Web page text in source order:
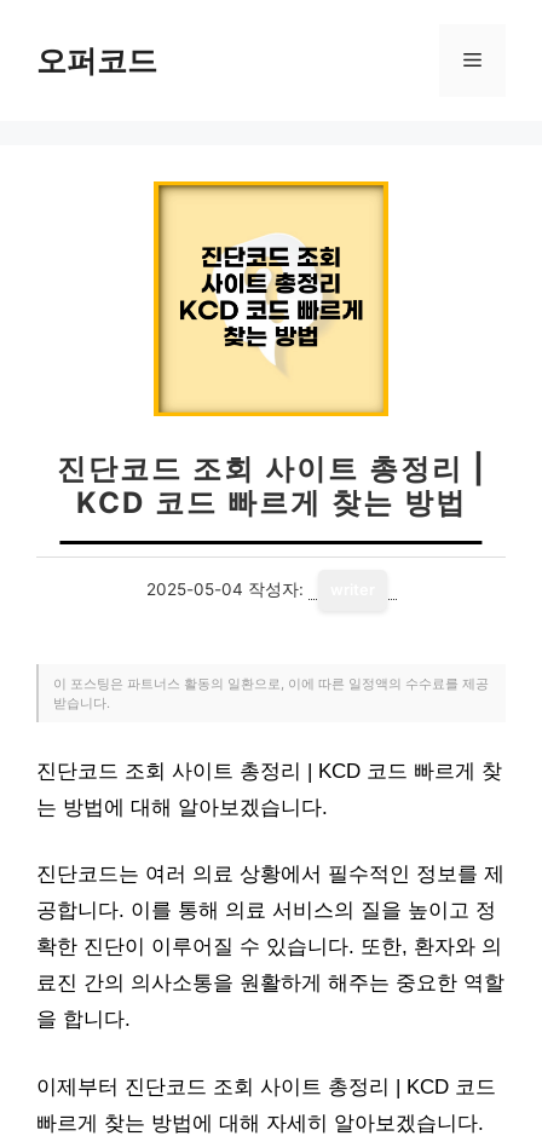
오퍼코드 메
진단코드 조회 사이트 총정리 |
KCD 코드 빠르게 찾는 방법
2025-05-04 작성자:
이 포스팅은 파트너스 활동의 일환으로, 이에 따른 일정액의 수수료를 제공
받습니다.
진단코드 조회 사이트 총정리 | KCD 코드 빠르게 찾
는 방법에 대해 알아보겠습니다.
진단코드는 여러 의료 상황에서 필수적인 정보를 제
공합니다. 이를 통해 의료 서비스의 질을 높이고 정
확한 진단이 이루어질 수 있습니다. 또한, 환자와 의
료진 간의 의사소통을 원활하게 해주는 중요한 역할
을 합니다.
이제부터 진단코드 조회 사이트 총정리 | KCD 코드
빠르게 찾는 방법에 대해 자세히 알아보겠습니다.